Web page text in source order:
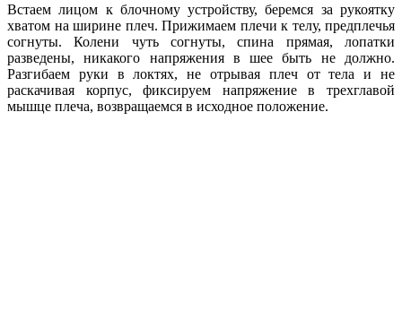
Встаем лицом к блочному устройству, беремся за рукоятку
хватом на ширине плеч. Прижимаем плечи к телу, предплечья
согнуты. Колени чуть согнуты, спина прямая, лопатки
разведены, никакого напряжения в шее быть не должно.
Разгибаем руки в локтях, не отрывая плеч от тела и не
раскачивая корпус, фиксируем напряжение в трехглавой
мышце плеча, возвращаемся в исходное положение.